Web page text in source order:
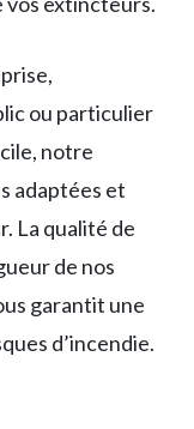
ou particulier
notre
adaptées et
La qualité de
de nos
garantit une
d’incendie.